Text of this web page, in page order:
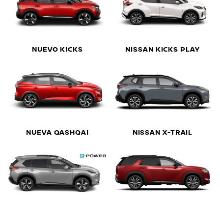
NUEVO KICKS NISSAN KICKS PLAY
NUEVA QASHQAI NISSAN X-TRAIL